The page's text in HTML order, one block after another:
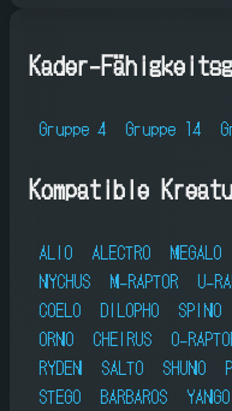
Kader-
Gruppe 4 Gruppe 14
Kompatible
ALIO ALECTRO MEGALO
NYCHUS
M-RAPTOR U-
COELO
DILOPHO SPINO
ORNO
CHEIRUS O-
RYDEN
SALTO SHUNO
STEGO
BARBAROS YANGO